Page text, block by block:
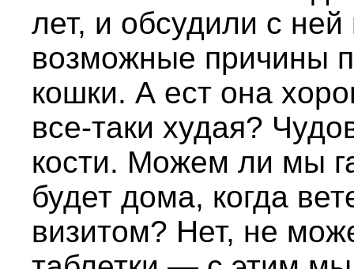
лет, и обсудили с ней
возможные причины
кошки. А ест она
все-таки худая?
кости. Можем ли мы
будет дома, когда
визитом? Нет, не